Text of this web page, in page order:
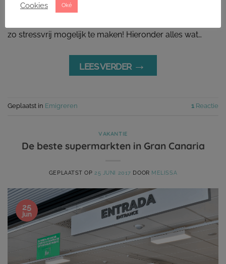
Bram naar Gran Canaria. In dit artikel deel ik mijn
zo stressvrij mogelijk te maken! Hieronder alles wat…
LEES VERDER →
Geplaatst in Emigreren 1 Reactie
VAKANTIE
De beste supermarkten in Gran Canaria
GEPLAATST OP 25 JUNI 2017 DOOR MELISSA
25
jun
Cookies Oké